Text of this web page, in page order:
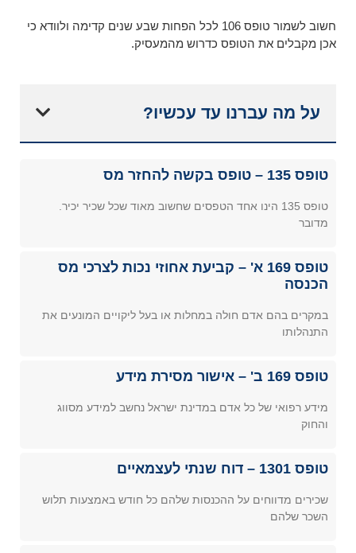
חשוב לשמור טופס 106 לכל הפחות שבע שנים קדימה ולוודא כי
אכן מקבלים את הטופס כדרוש מהמעסיק.
על מה עברנו עד עכשיו?
טופס 135 – טופס בקשה להחזר מס
טופס 135 הינו אחד הטפסים שחשוב מאוד שכל שכיר יכיר.
מדובר
טופס 169 א' – קביעת אחוזי נכות לצרכי מס
הכנסה
במקרים בהם אדם חולה במחלות או בעל ליקויים המונעים את
התנהלותו
טופס 169 ב' – אישור מסירת מידע
מידע רפואי של כל אדם במדינת ישראל נחשב למידע מסווג
והחוק
טופס 1301 – דוח שנתי לעצמאיים
שכירים מדווחים על ההכנסות שלהם כל חודש באמצעות תלוש
השכר שלהם